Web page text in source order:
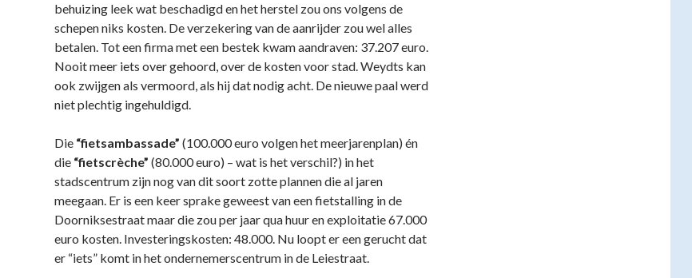
behuizing leek wat beschadigd en het herstel zou ons volgens de
schepen niks kosten. De verzekering van de aanrijder zou wel alles
betalen. Tot een firma met een bestek kwam aandraven: 37.207 euro.
Nooit meer iets over gehoord, over de kosten voor stad. Weydts kan
ook zwijgen als vermoord, als hij dat nodig acht. De nieuwe paal werd
niet plechtig ingehuldigd.
Die “fietsambassade” (100.000 euro volgen het meerjarenplan) én
die “fietscrèche” (80.000 euro) – wat is het verschil?) in het
stadscentrum zijn nog van dit soort zotte plannen die al jaren
meegaan. Er is een keer sprake geweest van een fietstalling in de
Doorniksestraat maar die zou per jaar qua huur en exploitatie 67.000
euro kosten. Investeringskosten: 48.000. Nu loopt er een gerucht dat
er “iets” komt in het ondernemerscentrum in de Leiestraat.